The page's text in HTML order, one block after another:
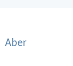
Aber